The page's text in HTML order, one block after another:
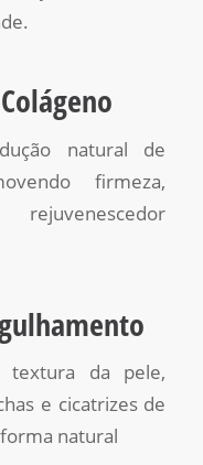
natural de
firmeza,
textura da pele,
e cicatrizes de
natural